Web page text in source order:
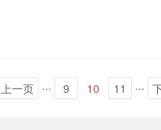
上一页 ... 9 10 11 ...